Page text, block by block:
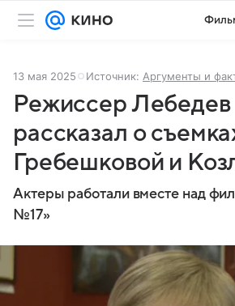
13 мая 2025 Источник: Аргументы и
Режиссер Лебедев
рассказал о
Гребешковой и
Актеры работали вместе над
№17»